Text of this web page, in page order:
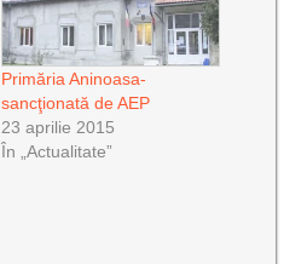
Primăria Aninoasa-
sancţionată de AEP
23 aprilie 2015
În „Actualitate”